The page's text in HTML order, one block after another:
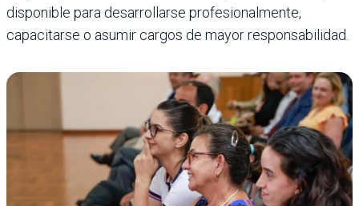
disponible para desarrollarse profesionalmente,
capacitarse o asumir cargos de mayor responsabilidad.